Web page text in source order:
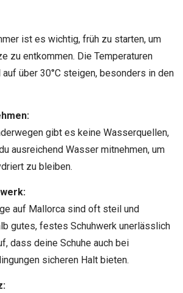
ist es wichtig, früh zu starten, um
zu entkommen. Die Temperaturen
auf über 30°C steigen, besonders in den
gibt es keine Wasserquellen,
ausreichend Wasser mitnehmen, um
zu bleiben.
auf Mallorca sind oft steil und
gutes, festes Schuhwerk unerlässlich
dass deine Schuhe auch bei
sicheren Halt bieten.